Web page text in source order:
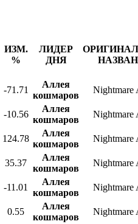
ИЗМ.
%
ЛИДЕР
ДНЯ
-71.71
Аллея
кошмаров
Nightmare
-10.56
Аллея
кошмаров
Nightmare
124.78
Аллея
кошмаров
Nightmare
35.37
Аллея
кошмаров
Nightmare
-11.01
Аллея
кошмаров
Nightmare
0.55
Аллея
кошмаров
Nightmare